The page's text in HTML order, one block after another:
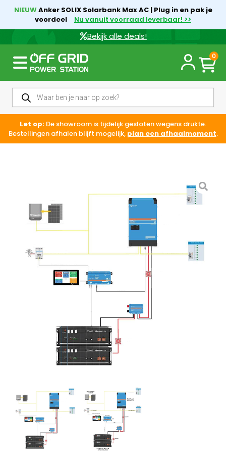
NIEUWAnker SOLIX Solarbank Max AC | Plug in en pak je
voordeel
Nu vanuit voorraad leverbaar! >>
Bekijk alle deals!
0
Let op: De showroom is tijdelijk gesloten wegens drukte.
Bestellingen afhalen blijft mogelijk, plan een afhaalmoment.